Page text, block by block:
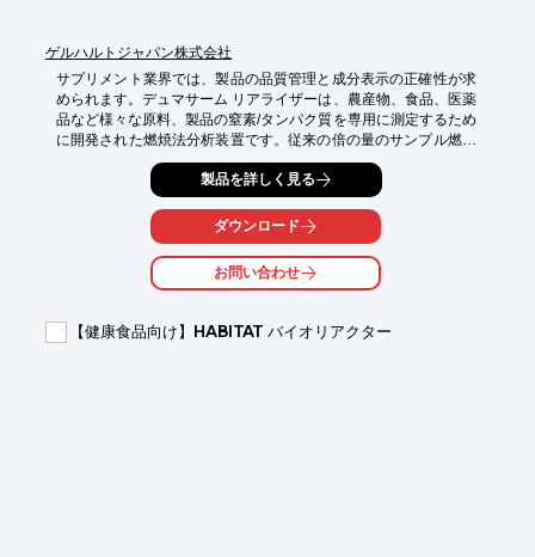
ゲルハルトジャパン株式会社
サプリメント業界では、製品の品質管理と成分表示の正確性が求
められます。デュマサーム リアライザーは、農産物、食品、医薬
品など様々な原料、製品の窒素/タンパク質を専用に測定するため
に開発された燃焼法分析装置です。従来の倍の量のサンプル燃焼
を可能にし、ヘリウムとアルゴンの2種類のキャリアガスが利用
【活用シーン】
・サプリメントの品質管理
・成分表示の正確性確認
・正確なタンパク質含有量の測定
製品を詳しく見る
ダウンロード
お問い合わせ
【健康食品向け】HABITAT バイオリアクター